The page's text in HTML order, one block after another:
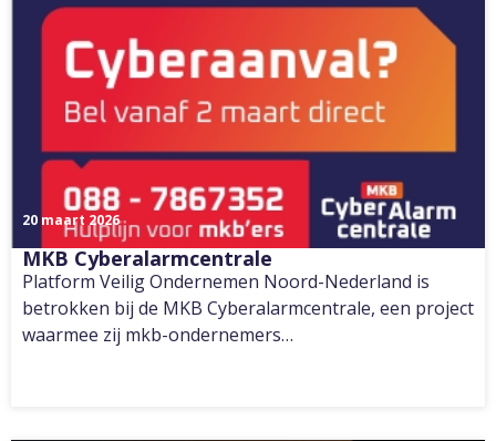
20 maart 2026
MKB Cyberalarmcentrale
Platform Veilig Ondernemen Noord-Nederland is
betrokken bij de MKB Cyberalarmcentrale, een project
waarmee zij mkb-ondernemers…